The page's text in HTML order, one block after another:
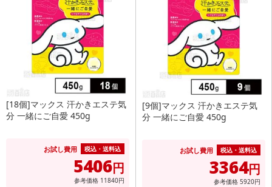
[18個]マックス 汗かきエステ気
分 一緒にご自愛 450g
お試し費用 税込・送料込
5406円
参考価格 11840円
[9個]マックス 汗かきエステ気
分 一緒にご自愛 450g
お試し費用 税込・送料込
3364円
参考価格 5920円